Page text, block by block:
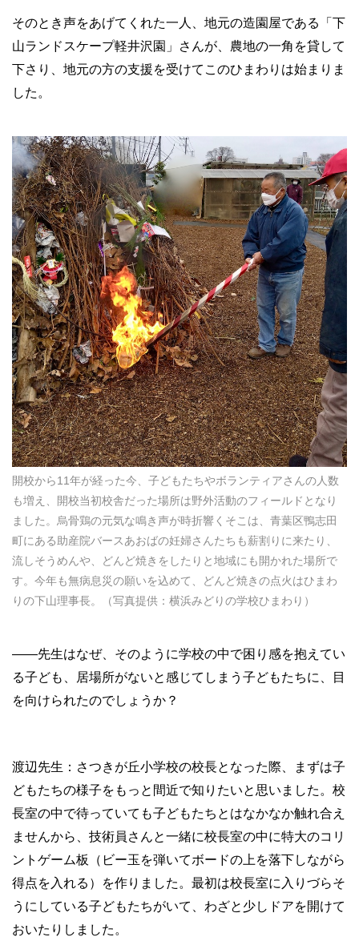
そのとき声をあげてくれた一人、地元の造園屋である「下
山ランドスケープ軽井沢園」さんが、農地の一角を貸して
下さり、地元の方の支援を受けてこのひまわりは始まりま
した。
開校から11年が経った今、子どもたちやボランティアさんの人数
も増え、開校当初校舎だった場所は野外活動のフィールドとなり
ました。烏骨鶏の元気な鳴き声が時折響くそこは、青葉区鴨志田
町にある助産院バースあおばの妊婦さんたちも薪割りに来たり、
流しそうめんや、どんど焼きをしたりと地域にも開かれた場所で
す。今年も無病息災の願いを込めて、どんど焼きの点火はひまわ
りの下山理事長。（写真提供：横浜みどりの学校ひまわり）
——先生はなぜ、そのように学校の中で困り感を抱えてい
る子ども、居場所がないと感じてしまう子どもたちに、目
を向けられたのでしょうか？
渡辺先生：さつきが丘小学校の校長となった際、まずは子
どもたちの様子をもっと間近で知りたいと思いました。校
長室の中で待っていても子どもたちとはなかなか触れ合え
ませんから、技術員さんと一緒に校長室の中に特大のコリ
ントゲーム板（ビー玉を弾いてボードの上を落下しながら
得点を入れる）を作りました。最初は校長室に入りづらそ
うにしている子どもたちがいて、わざと少しドアを開けて
おいたりしました。